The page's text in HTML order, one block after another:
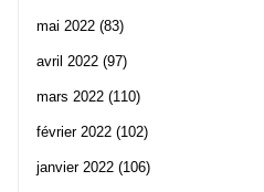
mai 2022 (83)
avril 2022 (97)
mars 2022 (110)
février 2022 (102)
janvier 2022 (106)